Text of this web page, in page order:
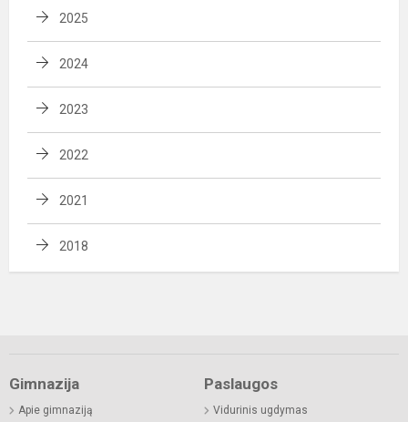
2025
2024
2023
2022
2021
2018
Gimnazija
Apie gimnaziją
Paslaugos
Vidurinis ugdymas